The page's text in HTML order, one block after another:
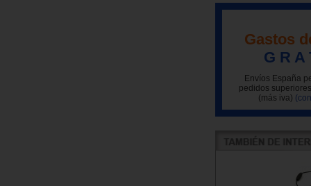
Gastos
G R A
Envíos España
pedidos
(más iva)